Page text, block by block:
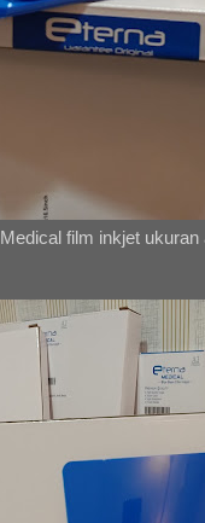
Medical film inkjet ukuran